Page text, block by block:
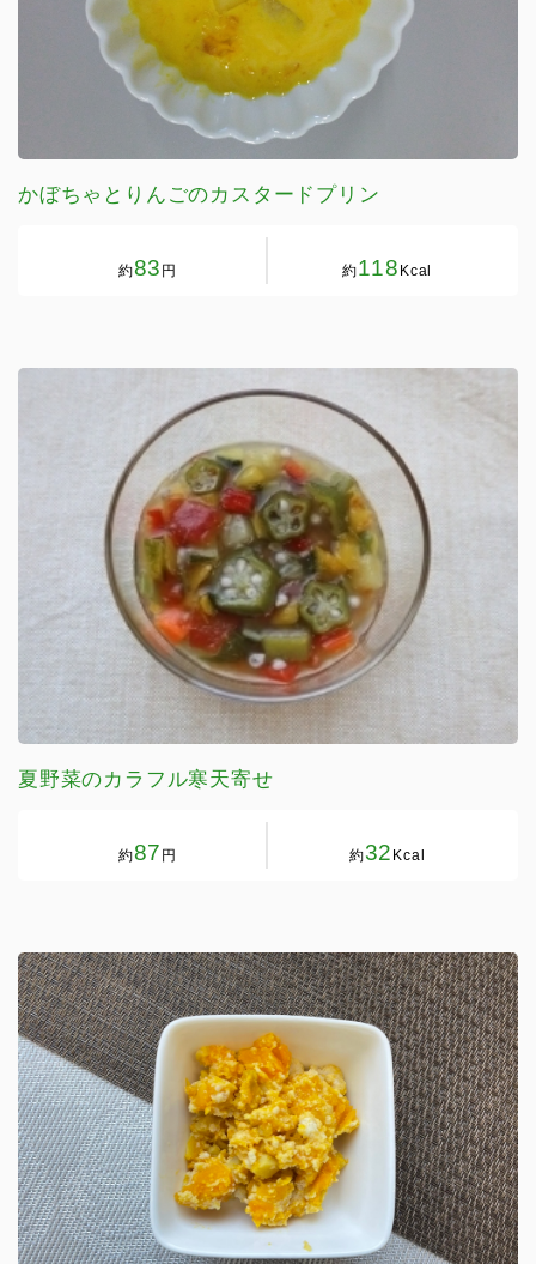
かぼちゃとりんごのカスタードプリン
約83 円 約118 Kcal
夏野菜のカラフル寒天寄せ
約87 円 約32 Kcal